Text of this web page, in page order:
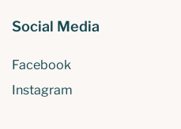
Social Media
Facebook
Instagram